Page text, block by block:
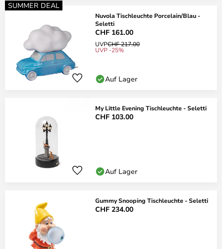
SUMMER DEAL
Nuvola Tischleuchte Porcelain/Blau -
Seletti
CHF 161.00
UVPCHF 217.00
UVP -25%
Auf Lager
My Little Evening Tischleuchte - Seletti
CHF 103.00
Auf Lager
Gummy Snooping Tischleuchte - Seletti
CHF 234.00